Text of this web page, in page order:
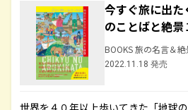
今すぐ旅に出
のことばと絶景
BOOKS 旅の名言＆絶
2022.11.18 発売
世界を４０年以上歩いてきた「地球